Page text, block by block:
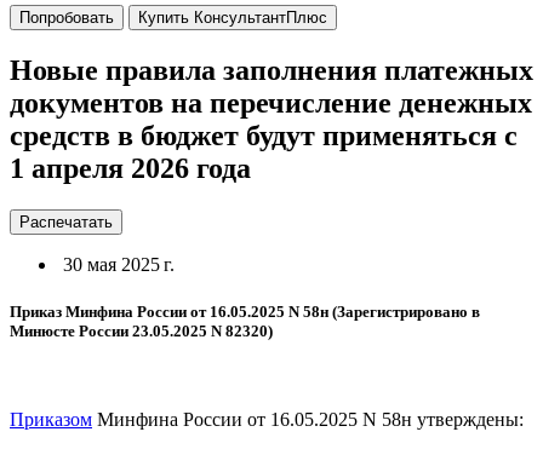
Попробовать Купить КонсультантПлюс
Новые правила заполнения платежных
документов на перечисление денежных
средств в бюджет будут применяться с
1 апреля 2026 года
Распечатать
30 мая 2025 г.
Приказ Минфина России от 16.05.2025 N 58н (Зарегистрировано в
Минюсте России 23.05.2025 N 82320)
Приказом Минфина России от 16.05.2025 N 58н утверждены: